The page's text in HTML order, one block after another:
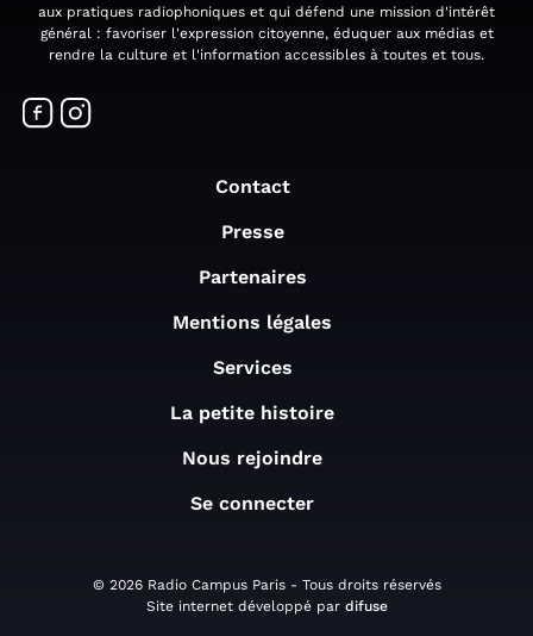
aux pratiques radiophoniques et qui défend une mission d'intérêt
général : favoriser l'expression citoyenne, éduquer aux médias et
rendre la culture et l'information accessibles à toutes et tous.
Contact
Presse
Partenaires
Mentions légales
Services
La petite histoire
Nous rejoindre
Se connecter
© 2026 Radio Campus Paris - Tous droits réservés
Site internet développé par difuse